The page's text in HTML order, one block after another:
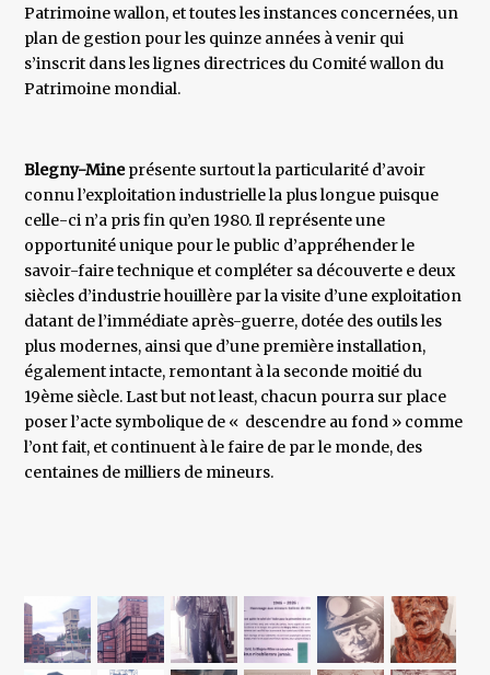
Patrimoine wallon, et toutes les instances concernées, un
plan de gestion pour les quinze années à venir qui
s’inscrit dans les lignes directrices du Comité wallon du
Patrimoine mondial.
Blegny-Mineprésente surtout la particularité d’avoir
connu l’exploitation industrielle la plus longue puisque
celle-ci n’a pris fin qu’en 1980. Il représente une
opportunité unique pour le public d’appréhender le
savoir-faire technique et compléter sa découverte e deux
siècles d’industrie houillère par la visite d’une exploitation
datant de l’immédiate après-guerre, dotée des outils les
plus modernes, ainsi que d’une première installation,
également intacte, remontant à la seconde moitié du
19ème siècle. Last but not least, chacun pourra sur place
poser l’acte symbolique de « descendre au fond » comme
l’ont fait, et continuent à le faire de par le monde, des
centaines de milliers de mineurs.